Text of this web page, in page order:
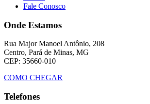
Fale Conosco
Onde Estamos
Rua Major Manoel Antônio, 208
Centro, Pará de Minas, MG
CEP: 35660-010
COMO CHEGAR
Telefones